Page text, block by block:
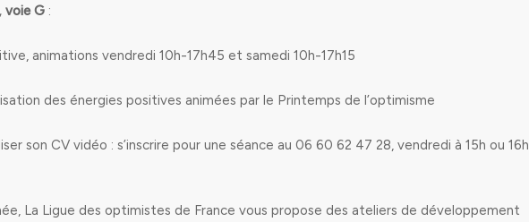
voie G :
animations vendredi 10h-17h45 et samedi 10h-17h15
des énergies positives animées par le Printemps de l’optimisme
son CV vidéo : s’inscrire pour une séance au 06 60 62 47 28, vendredi à 15h ou 16h
La Ligue des optimistes de France vous propose des ateliers de développement